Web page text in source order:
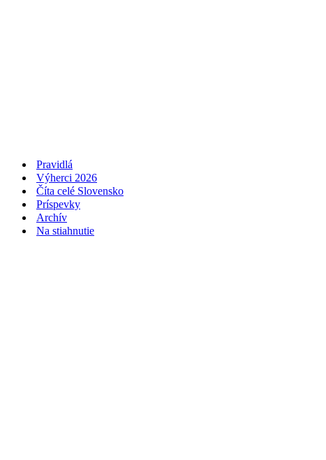
Pravidlá
Výherci 2026
Číta celé Slovensko
Príspevky
Archív
Na stiahnutie